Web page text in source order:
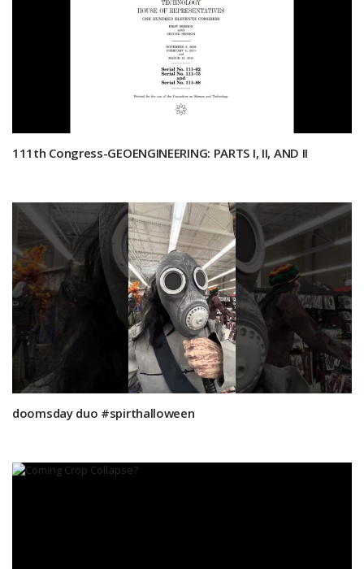
111th Congress-GEOENGINEERING: PARTS I, II, AND II
doomsday duo #spirthalloween